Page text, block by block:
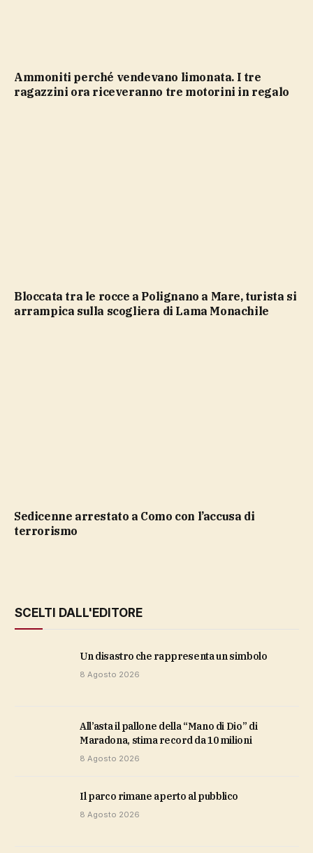
Ammoniti perché vendevano limonata. I tre
ragazzini ora riceveranno tre motorini in regalo
Bloccata tra le rocce a Polignano a Mare, turista si
arrampica sulla scogliera di Lama Monachile
Sedicenne arrestato a Como con l’accusa di
terrorismo
SCELTI DALL'EDITORE
Un disastro che rappresenta un simbolo
8 Agosto 2026
All’asta il pallone della “Mano di Dio” di
Maradona, stima record da 10 milioni
8 Agosto 2026
Il parco rimane aperto al pubblico
8 Agosto 2026